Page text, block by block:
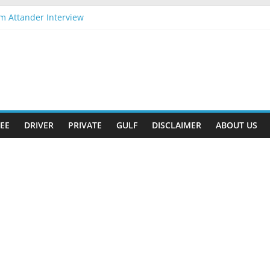
Attander Interview
DRIVER PRIVATE GULF DISCLAIMER ABOUT US